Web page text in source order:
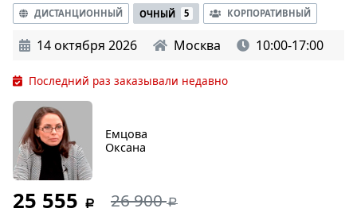
ДИСТАНЦИОННЫЙ ОЧНЫЙ 5 КОРПОРАТИВНЫЙ
14 октября 2026 Москва 10:00-17:00
Последний раз заказывали недавно
Емцова
Оксана
25 555 26 900